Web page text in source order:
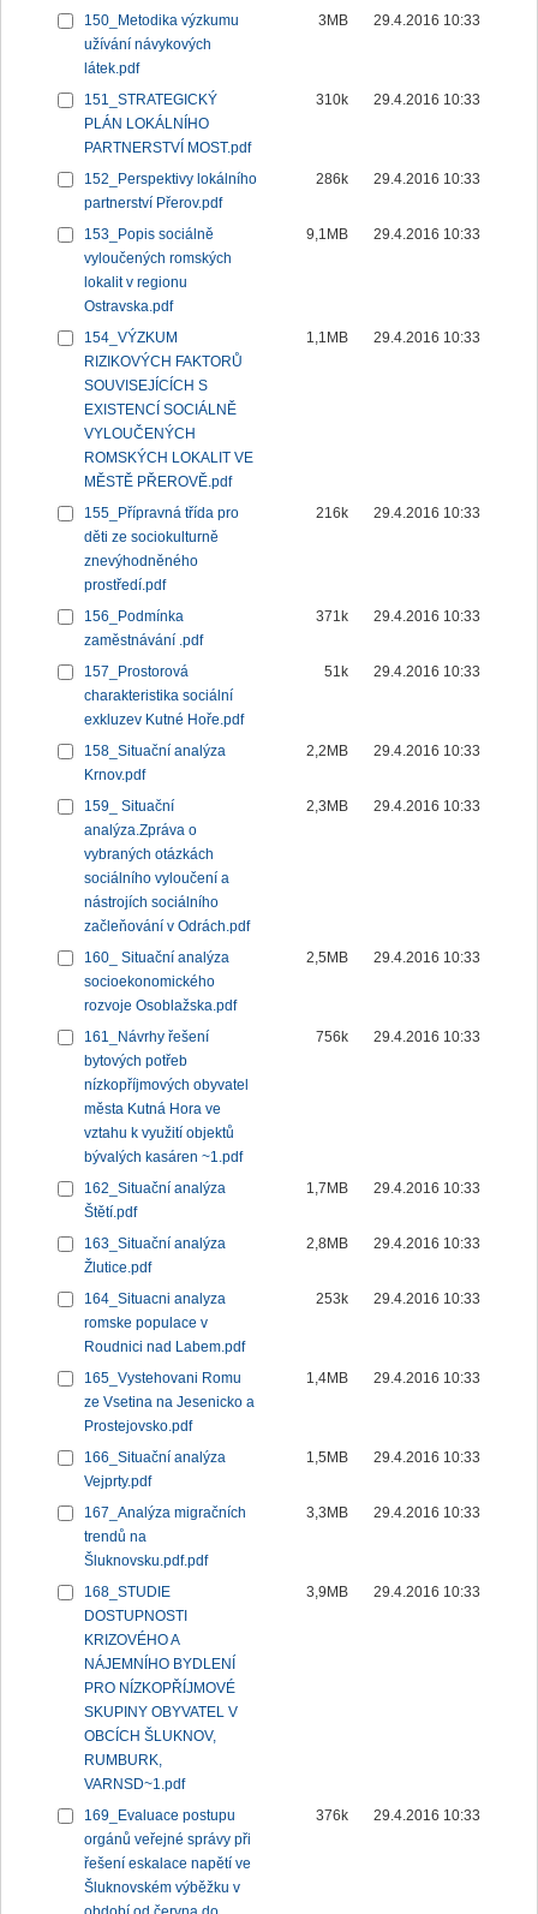
150_Metodika výzkumu
užívání návykových
látek.pdf
3MB 29.4.2016 10:33
151_STRATEGICKÝ
PLÁN LOKÁLNÍHO
PARTNERSTVÍ MOST.pdf
310k 29.4.2016 10:33
152_Perspektivy lokálního
partnerství Přerov.pdf
286k 29.4.2016 10:33
153_Popis sociálně
vyloučených romských
lokalit v regionu
Ostravska.pdf
9,1MB 29.4.2016 10:33
154_VÝZKUM
RIZIKOVÝCH FAKTORŮ
SOUVISEJÍCÍCH S
EXISTENCÍ SOCIÁLNĚ
VYLOUČENÝCH
ROMSKÝCH LOKALIT VE
MĚSTĚ PŘEROVĚ.pdf
1,1MB 29.4.2016 10:33
155_Přípravná třída pro
děti ze sociokulturně
znevýhodněného
prostředí.pdf
216k 29.4.2016 10:33
156_Podmínka
zaměstnávání .pdf
371k 29.4.2016 10:33
157_Prostorová
charakteristika sociální
exkluzev Kutné Hoře.pdf
51k 29.4.2016 10:33
158_Situační analýza
Krnov.pdf
2,2MB 29.4.2016 10:33
159_ Situační
analýza.Zpráva o
vybraných otázkách
sociálního vyloučení a
nástrojích sociálního
začleňování v Odrách.pdf
2,3MB 29.4.2016 10:33
160_ Situační analýza
socioekonomického
rozvoje Osoblažska.pdf
2,5MB 29.4.2016 10:33
161_Návrhy řešení
bytových potřeb
nízkopříjmových obyvatel
města Kutná Hora ve
vztahu k využití objektů
bývalých kasáren ~1.pdf
756k 29.4.2016 10:33
162_Situační analýza
Štětí.pdf
1,7MB 29.4.2016 10:33
163_Situační analýza
Žlutice.pdf
2,8MB 29.4.2016 10:33
164_Situacni analyza
romske populace v
Roudnici nad Labem.pdf
253k 29.4.2016 10:33
165_Vystehovani Romu
ze Vsetina na Jesenicko a
Prostejovsko.pdf
1,4MB 29.4.2016 10:33
166_Situační analýza
Vejprty.pdf
1,5MB 29.4.2016 10:33
167_Analýza migračních
trendů na
Šluknovsku.pdf.pdf
3,3MB 29.4.2016 10:33
168_STUDIE
DOSTUPNOSTI
KRIZOVÉHO A
NÁJEMNÍHO BYDLENÍ
PRO NÍZKOPŘÍJMOVÉ
SKUPINY OBYVATEL V
OBCÍCH ŠLUKNOV,
RUMBURK,
VARNSD~1.pdf
3,9MB 29.4.2016 10:33
169_Evaluace postupu
orgánů veřejné správy při
řešení eskalace napětí ve
Šluknovském výběžku v
376k 29.4.2016 10:33